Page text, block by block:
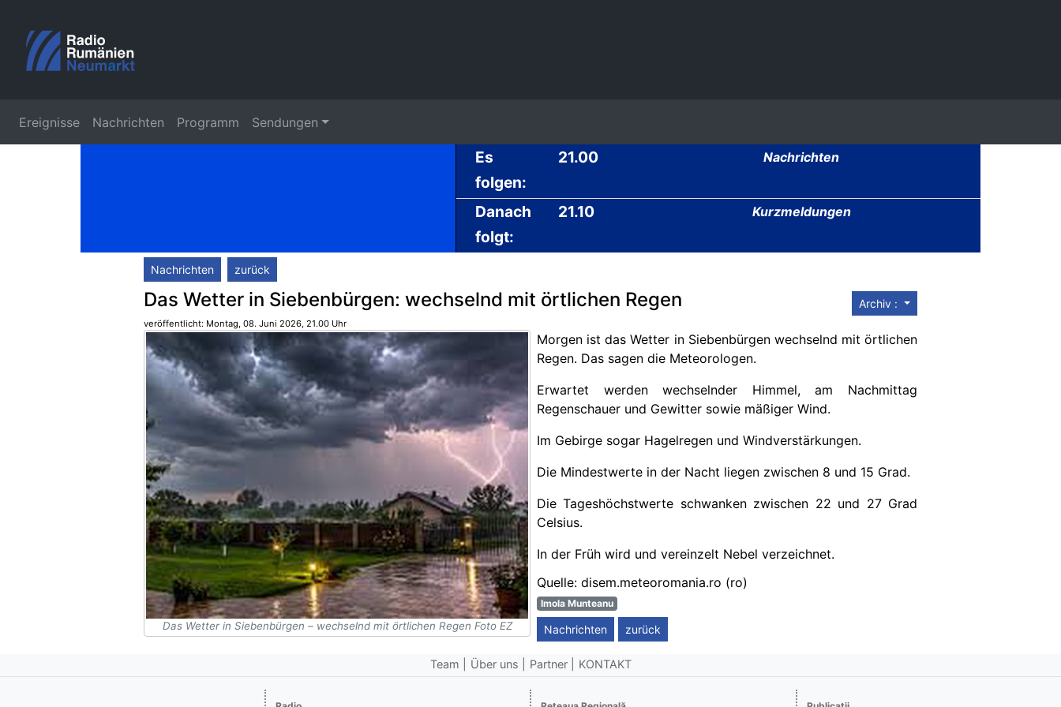
Ereignisse Nachrichten Programm Sendungen
Es
folgen:
21.00 Nachrichten
Danach
folgt:
21.10 Kurzmeldungen
Nachrichten zurück
Archiv :
Das Wetter in Siebenbürgen: wechselnd mit örtlichen Regen
veröffentlicht: Montag, 08. Juni 2026, 21.00 Uhr
Das Wetter in Siebenbürgen – wechselnd mit örtlichen Regen Foto EZ
Morgen istdas Wetter in Siebenbürgen wechselnd mit örtlichen
Regen. Das sagen die Meteorologen.
Erwartet werden wechselnder Himmel, am Nachmittag
Regenschauer und Gewitter sowie mäßiger Wind.
Im Gebirge sogar Hagelregen und Windverstärkungen.
Die Mindestwerte in der Nacht liegen zwischen 8 und 15 Grad.
Die Tageshöchstwerte schwanken zwischen 22 und 27 Grad
Celsius.
In der Früh wird und vereinzelt Nebel verzeichnet.
Quelle: disem.meteoromania.ro (ro)
Imola Munteanu
Nachrichten zurück
Team Über uns Partner KONTAKT